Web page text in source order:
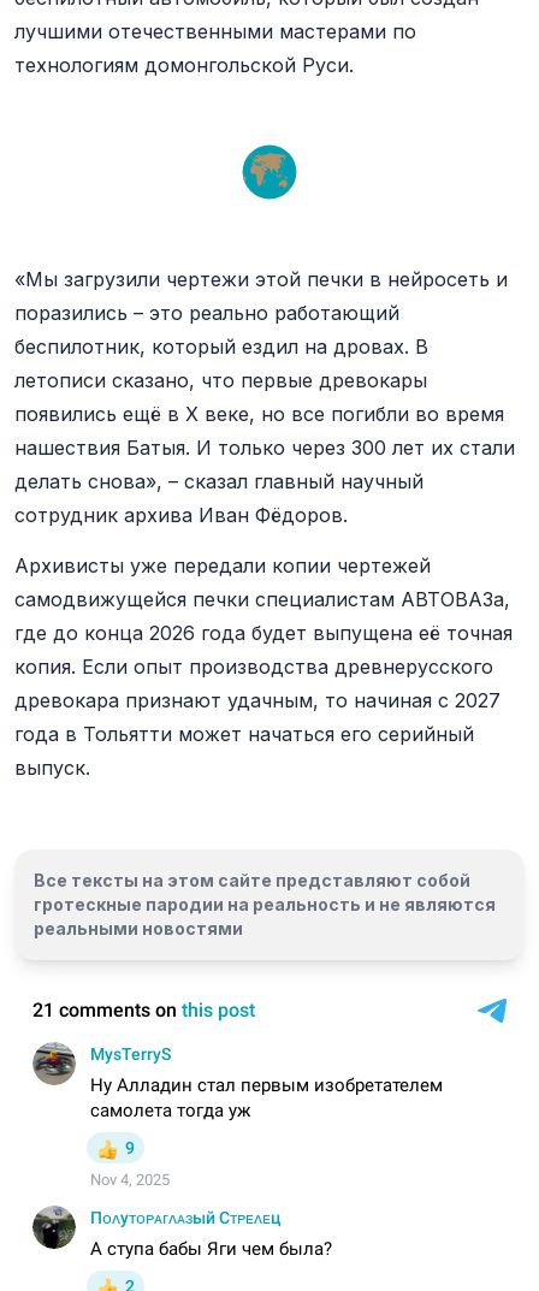
лучшими отечественными мастерами по
технологиям домонгольской Руси.
«Мы загрузили чертежи этой печки в нейросеть и
поразились – это реально работающий
беспилотник, который ездил на дровах. В
летописи сказано, что первые древокары
появились ещё в X веке, но все погибли во время
нашествия Батыя. И только через 300 лет их стали
делать снова», – сказал главный научный
сотрудник архива Иван Фёдоров.
Архивисты уже передали копии чертежей
самодвижущейся печки специалистам АВТОВАЗа,
где до конца 2026 года будет выпущена её точная
копия. Если опыт производства древнерусского
древокара признают удачным, то начиная с 2027
года в Тольятти может начаться его серийный
выпуск.
Все тексты на этом сайте представляют собой
гротескные пародии на реальность и не являются
реальными новостями